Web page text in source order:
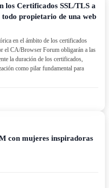
los Certificados SSL/TLS a
propietario de una web
en el ámbito de los certificados
el CA/Browser Forum obligarán a las
la duración de los certificados,
como pilar fundamental para
con mujeres inspiradoras